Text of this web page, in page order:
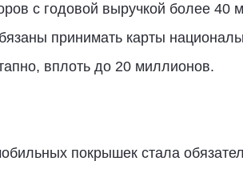
с годовой выручкой более
принимать карты
вплоть до 20 миллионов.
покрышек стала